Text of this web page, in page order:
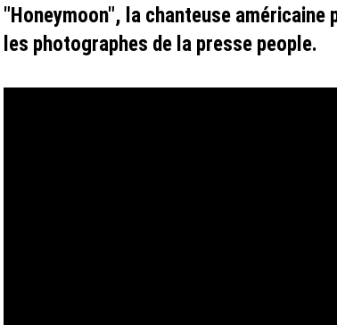
"Honeymoon", la chanteuse américaine
les photographes de la presse people.